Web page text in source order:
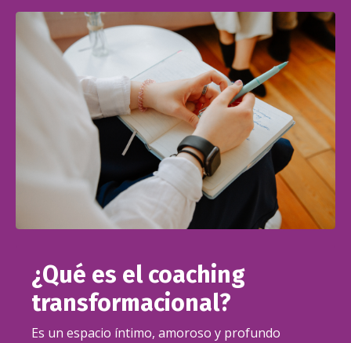
¿Qué es el coaching
transformacional?
Es un espacio íntimo, amoroso y profundo